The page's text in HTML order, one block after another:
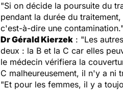
"Si on décide la poursuite du
pendant la durée du
c'est-à-dire une contamination."
Dr Gérald Kierzek : "Les
deux : la B et la C car elles
le médecin vérifiera la
C malheureusement, il n'y a ni
"Et pour les femmes, il y a